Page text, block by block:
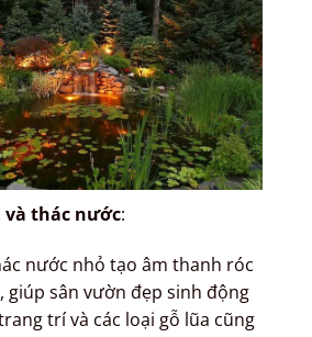
và thác nước:
nước nhỏ tạo âm thanh róc
giúp sân vườn đẹp sinh động
trí và các loại gỗ lũa cũng